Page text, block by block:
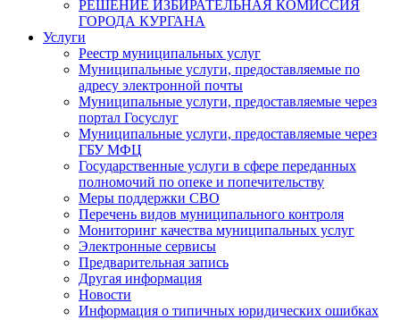
РЕШЕНИЕ ИЗБИРАТЕЛЬНАЯ КОМИССИЯ
ГОРОДА КУРГАНА
Услуги
Реестр муниципальных услуг
Муниципальные услуги, предоставляемые по
адресу электронной почты
Муниципальные услуги, предоставляемые через
портал Госуслуг
Муниципальные услуги, предоставляемые через
ГБУ МФЦ
Государственные услуги в сфере переданных
полномочий по опеке и попечительству
Меры поддержки СВО
Перечень видов муниципального контроля
Мониторинг качества муниципальных услуг
Электронные сервисы
Предварительная запись
Другая информация
Новости
Информация о типичных юридических ошибках